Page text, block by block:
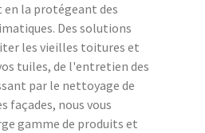
la protégeant des
Des solutions
les vieilles toitures et
tuiles, de l'entretien des
par le nettoyage de
façades, nous vous
gamme de produits et